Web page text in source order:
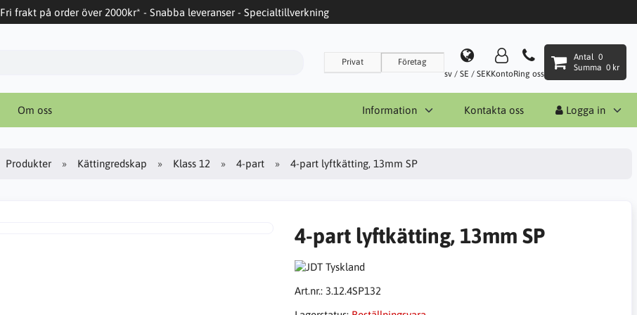
Fri frakt på order över 2000kr* - Snabba leveranser - Specialtillverkning
Privat
Företag
sv / SE / SEKKontoRing oss
Antal 0
Summa 0 kr
Om oss Information Kontakta oss Logga in
Produkter Kättingredskap Klass 12 4-part 4-part lyftkätting, 13mm SP
4-part lyftkätting, 13mm SP
Art.nr.: 3.12.4SP132